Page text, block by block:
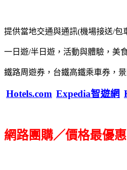
提供當地交通與通訊(機場接送/包
一日遊/半日遊，活動與體驗，美
鐵路周遊券，台鐵高鐵乘車券，
Hotels.com Expedia智遊網
網路團購／價格最優惠